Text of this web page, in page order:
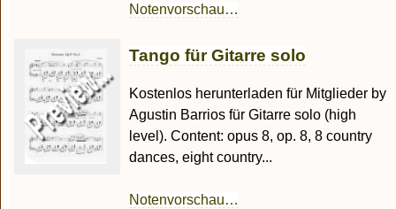
Notenvorschau…
Tango für Gitarre solo
Kostenlos herunterladen für Mitglieder by
Agustin Barrios für Gitarre solo (high
level). Content: opus 8, op. 8, 8 country
dances, eight country...
Notenvorschau…